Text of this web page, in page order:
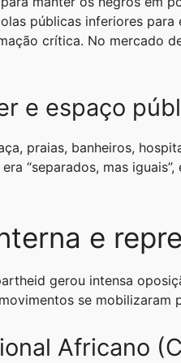
públicas inferiores
crítica. No mercado
e espaço
praias, banheiros,
“separados, mas
e
gerou intensa
se
Africano